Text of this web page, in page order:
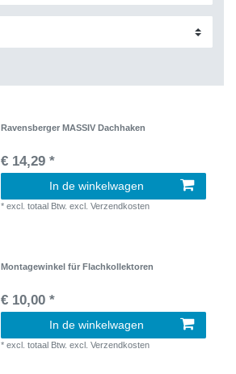
Ravensberger MASSIV Dachhaken
€ 14,29 *
In de winkelwagen
*excl. totaal Btw. excl.Verzendkosten
Montagewinkel für Flachkollektoren
€ 10,00 *
In de winkelwagen
*excl. totaal Btw. excl.Verzendkosten